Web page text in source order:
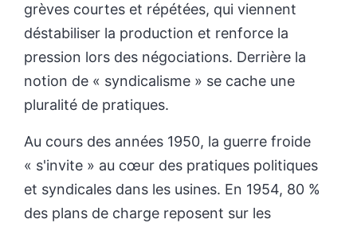
grèves courtes et répétées, qui viennent
déstabiliser la production et renforce la
pression lors des négociations. Derrière la
notion de « syndicalisme » se cache une
pluralité de pratiques.
Au cours des années 1950, la guerre froide
« s'invite » au cœur des pratiques politiques
et syndicales dans les usines. En 1954, 80 %
des plans de charge reposent sur les